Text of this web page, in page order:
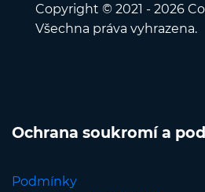
Copyright © 2021 - 2026
Všechna práva vyhrazena.
Ochrana soukromí a
Podmínky